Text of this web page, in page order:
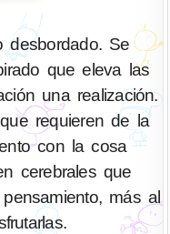
desbordado. Se
que eleva las
una realización.
requieren de la
con la cosa
cerebrales que
más al